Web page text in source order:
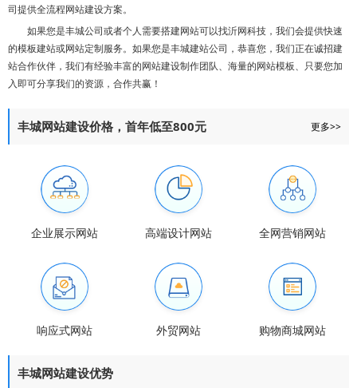
司提供全流程网站建设方案。
如果您是丰城公司或者个人需要搭建网站可以找沂网科技，我们会提供快速
的模板建站或网站定制服务。如果您是丰城建站公司，恭喜您，我们正在诚招建
站合作伙伴，我们有经验丰富的网站建设制作团队、海量的网站模板、只要您加
入即可分享我们的资源，合作共赢！
丰城网站建设价格，首年低至800元 更多>>
企业展示网站 高端设计网站 全网营销网站
响应式网站 外贸网站 购物商城网站
丰城网站建设优势